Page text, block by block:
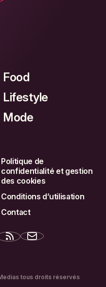
Food
Lifestyle
Mode
Politique de
confidentialité et gestion
des cookies
Conditions d’utilisation
Contact
tous droits réservés